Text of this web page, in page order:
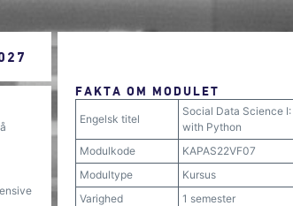
FAKTA OM MODULET
Engelsk titel
Social Data Science
with Python
Modulkode
KAPAS22VF07
Modultype
Kursus
Varighed
1 semester